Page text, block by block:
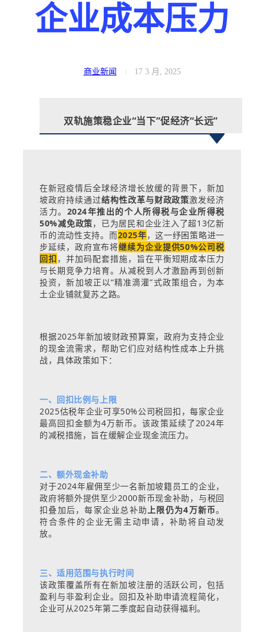
企业成本压力
17 3 月, 2025
商业新闻
双轨施策稳企业“当下”促经济“长远”
在新冠疫情后全球经济增长放缓的背景下，新加
坡政府持续通过结构性改革与财政政策激发经济
活力。 2024年推出的个人所得税与企业所得税
50%减免政策，已为居民和企业注入了超13亿新
币的流动性支持。而2025年，这一纾困策略进一
步延续，政府宣布将继续为企业提供50%公司税
回扣 ，并加码配套措施，旨在平衡短期成本压力
与长期竞争力培育。从减税到人才激励再到创新
投资，新加坡正以“精准滴灌”式政策组合，为本
土企业铺就复苏之路。
根据2025年新加坡财政预算案，政府为支持企业
的现金流需求，帮助它们应对结构性成本上升挑
战，具体政策如下：
一、回扣比例与上限
2025估税年企业可享50%公司税回扣，每家企业
最高回扣金额为4万新币。该政策延续了2024年
的减税措施，旨在缓解企业现金流压力。
二、额外现金补助
对于2024年雇佣至少一名新加坡籍员工的企业，
政府将额外提供至少2000新币现金补助，与税回
扣叠加后，每家企业总补助上限仍为4万新币。
符合条件的企业无需主动申请，补助将自动发
放。
三、适用范围与执行时间
该政策覆盖所有在新加坡注册的活跃公司，包括
盈利与非盈利企业。回扣及补助申请流程简化，
企业可从2025年第二季度起自动获得福利。